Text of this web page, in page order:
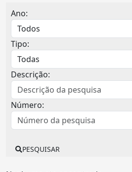
Ano:
Tipo:
Descrição:
Número:
PESQUISAR